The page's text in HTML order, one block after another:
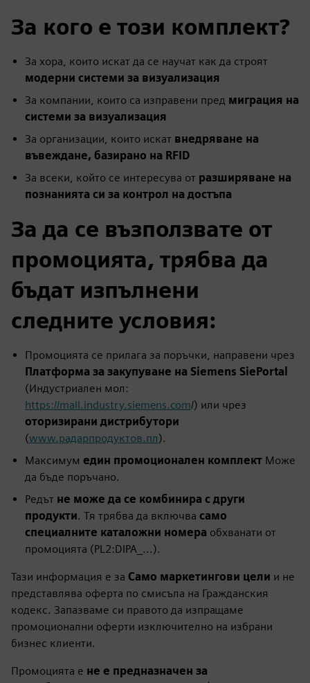
За кого е този комплект?
За хора, които искат да се научат как да строят
модерни системи за визуализация
За компании, които са изправени пред миграция на
системи за визуализация
За организации, които искат внедряване на
въвеждане, базирано на RFID
За всеки, който се интересува от разширяване на
познанията си за контрол на достъпа
За да се възползвате от
промоцията, трябва да
бъдат изпълнени
следните условия:
Промоцията се прилага за поръчки, направени чрез
Платформа за закупуване на Siemens SiePortal
(Индустриален мол:
https://mall.industry.siemens.com/) или чрез
оторизирани дистрибутори
(www.радарпродуктов.пл).
Максимум един промоционален комплект Може
да бъде поръчано.
Редът не може да се комбинира с други
продукти. Тя трябва да включва само
специалните каталожни номера обхванати от
промоцията (PL2:DIPA_...).
Тази информация е за Само маркетингови цели и не
представлява оферта по смисъла на Гражданския
кодекс. Запазваме си правото да изпращаме
промоционални оферти изключително на избрани
бизнес клиенти.
Промоцията е не е предназначен за